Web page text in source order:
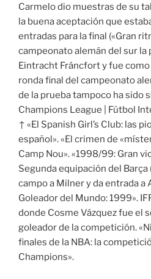
Carmelo dio muestras de su
la buena aceptación que
entradas para la final («Gran
campeonato alemán del sur la
Eintracht Fráncfort y fue
ronda final del campeonato
de la prueba tampoco ha sido
Champions League | Fútbol
↑ «El Spanish Girl’s Club: las
español». «El crimen de
Camp Nou». «1998/99: Gran
Segunda equipación del Barça
campo a Milner y da entrada a
Goleador del Mundo: 1999».
donde Cosme Vázquez fue el
goleador de la competición.
finales de la NBA: la
Champions».